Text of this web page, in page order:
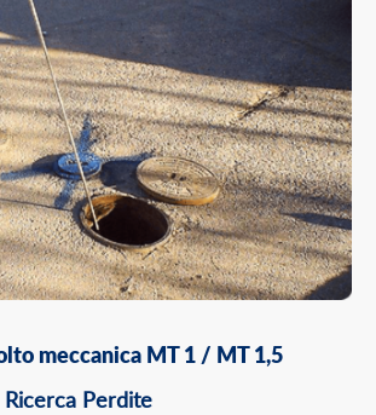
meccanica MT 1 / MT 1,5
Ricerca Perdite